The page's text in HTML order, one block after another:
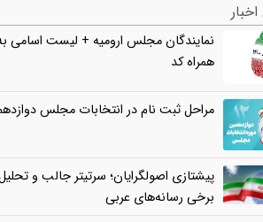
نمایندگان مجلس ارومیه + لیست اسامی
همراه کد
مراحل ثبت نام در انتخابات مجلس
پیشتازی اصولگرایان؛ سرتیتر جالب و
برخی رسانه‌های عربی